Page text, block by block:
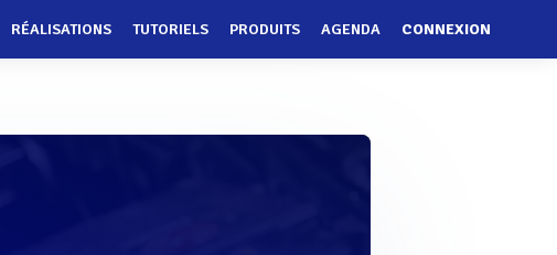
RÉALISATIONS TUTORIELS PRODUITS AGENDA CONNEXION